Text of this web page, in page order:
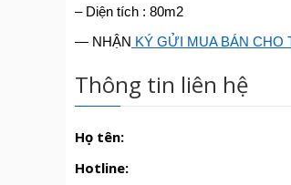
– Diện tích : 80m2
— NHẬN KÝ GỬI MUA BÁN CHO
Thông tin liên hệ
Họ tên:
Hotline: